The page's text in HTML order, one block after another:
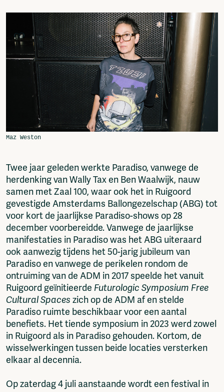
Twee jaar geleden werkte Paradiso, vanwege de
herdenking van Wally Tax en Ben Waalwijk, nauw
samen met Zaal 100, waar ook het in Ruigoord
gevestigde Amsterdams Ballongezelschap (ABG) tot
voor kort de jaarlijkse Paradiso-shows op 28
december voorbereidde. Vanwege de jaarlijkse
manifestaties in Paradiso was het ABG uiteraard
ook aanwezig tijdens het 50-jarig jubileum van
Paradiso en vanwege de perikelen rondom de
ontruiming van de ADM in 2017 speelde het vanuit
Ruigoord geïnitieerde Futurologic Symposium Free
Cultural Spaces zich op de ADM af en stelde
Paradiso ruimte beschikbaar voor een aantal
benefiets. Het tiende symposium in 2023 werd zowel
in Ruigoord als in Paradiso gehouden. Kortom, de
wisselwerkingen tussen beide locaties versterken
elkaar al decennia.
Op zaterdag 4 juli aanstaande wordt een festival in